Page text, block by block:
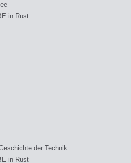
in Rust
der Technik
in Rust